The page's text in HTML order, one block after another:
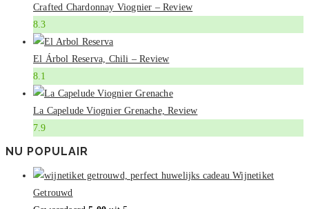
Crafted Chardonnay Viognier – Review
8.3
El Árbol Reserva, Chili – Review
8.1
La Capelude Viognier Grenache, Review
7.9
NU POPULAIR
Wijnetiket
Getrouwd